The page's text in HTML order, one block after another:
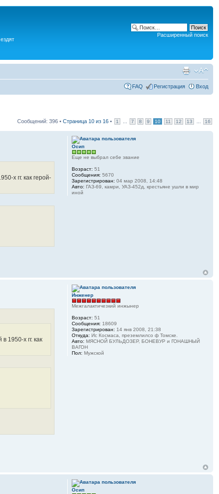
Расширенный поиск
FAQ Регистрация Вход
Сообщений: 396 • Страница 10 из 16 • 1 7 8 9 10 11 12 13 16
х гг. как герой-
Осип
Еще не выбрал себе звание
Возраст: 51
Сообщения: 5670
Зарегистрирован: 04 мар 2008, 14:48
Авто: ГАЗ-69, камри, УАЗ-452д, крестьяне ушли в мир
иной
1950-х гг. как
Инженер
Межгалактичезкий инжынер
Возраст: 51
Сообщения: 18609
Зарегистрирован: 14 янв 2008, 21:38
Откуда: Ис Космаса, преземлилсо ф Томске.
Авто: МЯСНОЙ БУЛЬДОЗЕР, БОНЕВУР и ГОНАШНЫЙ
ВАГОН
Пол: Мужской
Осип